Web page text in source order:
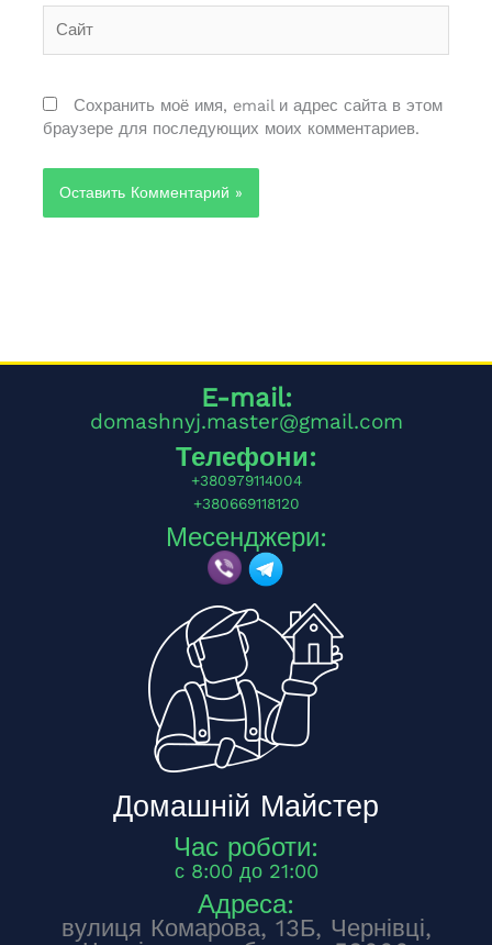
Сохранить моё имя, email и адрес сайта в этом
браузере для последующих моих комментариев.
E-mail:
domashnyj.master@gmail.com
Телефони:
+380979114004
+380669118120
Месенджери:
Домашній Майстер
Час роботи:
с 8:00 до 21:00
Адреса:
вулиця Комарова, 13Б, Чернівці,